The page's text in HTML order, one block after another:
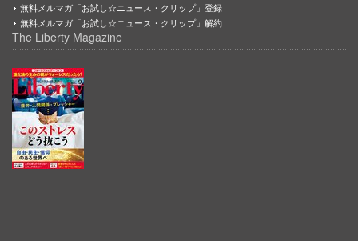
無料メルマガ「お試し☆ニュース・クリップ」登録
無料メルマガ「お試し☆ニュース・クリップ」解約
The Liberty Magazine